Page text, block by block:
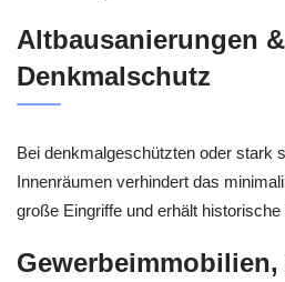
Altbausanierungen &
Denkmalschutz
Bei denkmalgeschützten oder stark
Innenräumen verhindert das
große Eingriffe und erhält